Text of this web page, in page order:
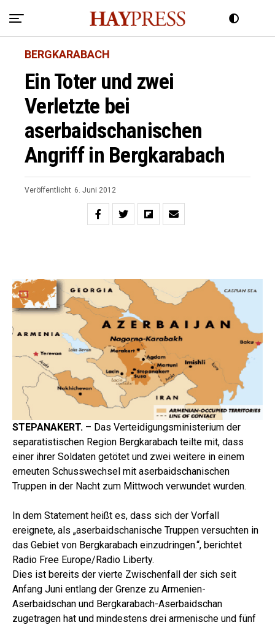
BERGKARABACH
Ein Toter und zwei
Verletzte bei
aserbaidschanischen
Angriff in Bergkarabach
Veröffentlicht 6. Juni 2012
STEPANAKERT. – Das Verteidigungsministerium der
separatistischen Region Bergkarabach teilte mit, dass
einer ihrer Soldaten getötet und zwei weitere in einem
erneuten Schusswechsel mit aserbaidschanischen
Truppen in der Nacht zum Mittwoch verwundet wurden.
In dem Statement heißt es, dass sich der Vorfall
ereignete, als „aserbaidschanische Truppen versuchten in
das Gebiet von Bergkarabach einzudringen.“, berichtet
Radio Free Europe/Radio Liberty.
Dies ist bereits der vierte Zwischenfall der sich seit
Anfang Juni entlang der Grenze zu Armenien-
Aserbaidschan und Bergkarabach-Aserbaidschan
zugetragen hat und mindestens drei armenische und fünf